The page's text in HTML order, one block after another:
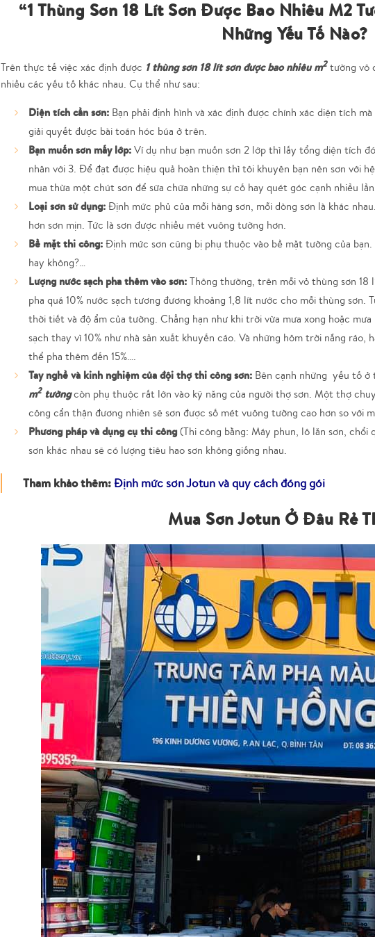
“1 Thùng Sơn 18 Lít Sơn Được Bao Nhiêu M2
Những Yếu Tố Nào?
Trên thực tế việc xác định được 1 thùng sơn 18 lít sơn được bao nhiêu m2tường vô
nhiều các yếu tố khác nhau. Cụ thể như sau:
Diện tích cần sơn:Bạn phải định hình và xác định được chính xác diện tích
giải quyết được bài toán hóc búa ở trên.
Bạn muốn sơn mấy lớp: Ví dụ như bạn muốn sơn 2 lớp thì lấy tổng diện tích
nhân với 3. Để đạt được hiệu quả hoàn thiện thì tôi khuyên bạn nên sơn với
mua thừa một chút sơn để sữa chữa những sự cố hay quét góc cạnh nhiều lần.
Loại sơn sử dụng: Định mức phủ của mỗi hãng sơn, mỗi dòng sơn là khác
hơn sơn mịn. Tức là sơn được nhiều mét vuông tường hơn.
Bề mặt thi công:Định mức sơn cũng bị phụ thuộc vào bề mặt tường của
hay không?…
Lượng nước sạch pha thêm vào sơn: Thông thường, trên mỗi vỏ thùng sơn
pha quá 10% nước sạch tương đương khoảng 1,8 lít nước cho mỗi thùng
thời tiết và độ ẩm của tường. Chẳng hạn như khi trời vừa mưa xong hoặc
sạch thay vì 10% như nhà sản xuất khuyến cáo. Và những hôm trời nắng ráo,
thể pha thêm đến 15%….
Tay nghề và kinh nghiệm của đội thợ thi công sơn: Bên cạnh những yếu tố ở
m2tườngcòn phụ thuộc rất lớn vào kỹ năng của người thợ sơn. Một thợ
công cẩn thận đương nhiên sẽ sơn được số mét vuông tường cao hơn so với
Phương pháp và dụng cụ thi công(Thi công bằng: Máy phun, lô lăn sơn, chổi
sơn khác nhau sẽ có lượng tiêu hao sơn không giống nhau.
Tham khảo thêm: Định mức sơn Jotun và quy cách đóng gói
Mua Sơn Jotun Ở Đâu Rẻ